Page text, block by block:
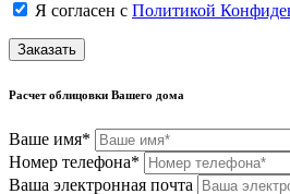
Я согласен с Политикой
Заказать
Расчет облицовки Вашего дома
Ваше имя*
Номер телефона*
Ваша электронная почта